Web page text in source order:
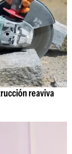
reaviva